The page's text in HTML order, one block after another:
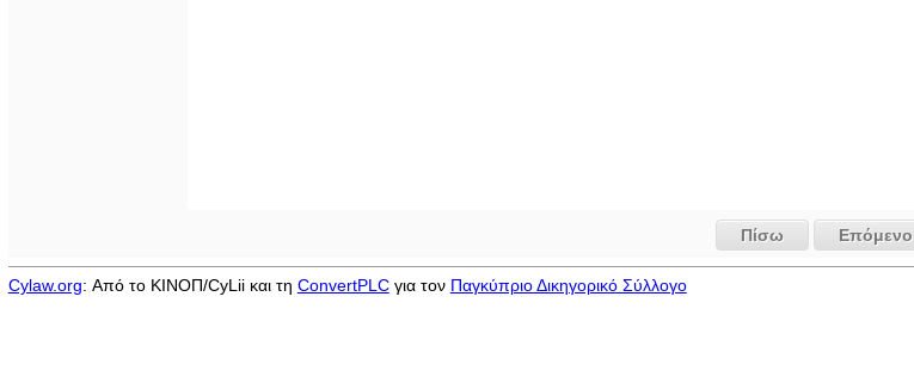
Πίσω Επόμενο
Cylaw.org: Από το ΚΙΝOΠ/CyLii και τη ConvertPLCγια τον Παγκύπριο Δικηγορικό Σύλλογο